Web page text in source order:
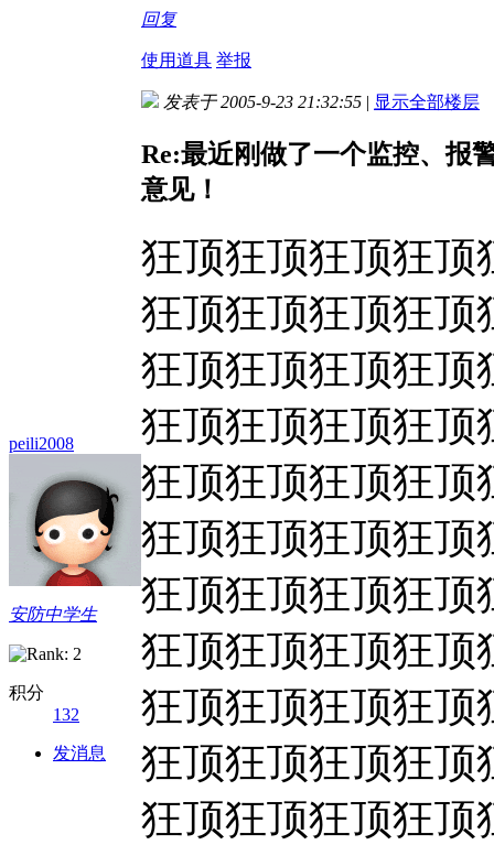
回复
使用道具 举报
peili2008
安防中学生
积分
132
发消息
发表于 2005-9-23 21:32:55 | 显示全部楼层
Re:最近刚做了一个监控、报
意见！
狂顶狂顶狂顶狂顶
狂顶狂顶狂顶狂顶
狂顶狂顶狂顶狂顶
狂顶狂顶狂顶狂顶
狂顶狂顶狂顶狂顶
狂顶狂顶狂顶狂顶
狂顶狂顶狂顶狂顶
狂顶狂顶狂顶狂顶
狂顶狂顶狂顶狂顶
狂顶狂顶狂顶狂顶
狂顶狂顶狂顶狂顶